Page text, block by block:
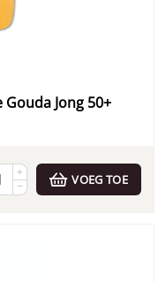
Jong 50+
+
−
VOEG TOE